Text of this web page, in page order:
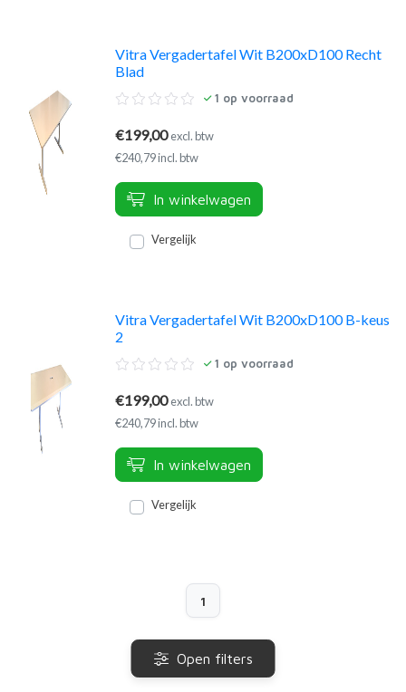
Vitra Vergadertafel Wit B200xD100 Recht
Blad
1 op voorraad
€199,00excl. btw
€240,79 incl. btw
In winkelwagen
Vergelijk
Vitra Vergadertafel Wit B200xD100 B-keus
2
1 op voorraad
€199,00excl. btw
€240,79 incl. btw
In winkelwagen
Vergelijk
1
Open filters